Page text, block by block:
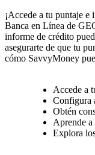
¡Accede a tu puntaje
Banca en Línea de
informe de crédito
asegurarte de que tu
cómo SavvyMoney
Accede a
Configura
Obtén
Aprende
Explora